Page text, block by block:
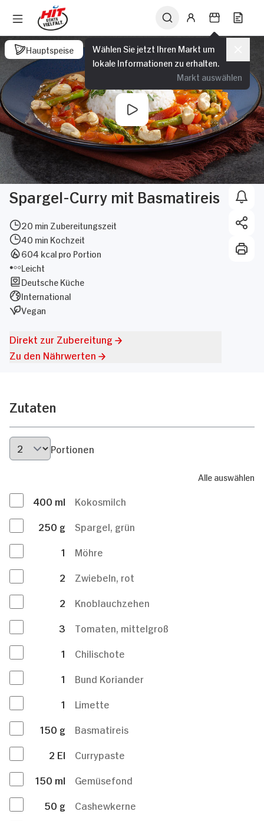
Wählen Sie jetzt Ihren Markt um
lokale Informationen zu erhalten.
Markt auswählen
Hauptspeise
Spargel-Curry mit Basmatireis
20 min Zubereitungszeit
40 min Kochzeit
604 kcal pro Portion
Leicht
Deutsche Küche
International
Vegan
Direkt zur Zubereitung
Zu den Nährwerten
Zutaten
Portionen
Alle auswählen
400 ml
Kokosmilch
250 g
Spargel, grün
1
Möhre
2
Zwiebeln, rot
2
Knoblauchzehen
3
Tomaten, mittelgroß
1
Chilischote
1
Bund Koriander
1
Limette
150 g
Basmatireis
2 El
Currypaste
150 ml
Gemüsefond
50 g
Cashewkerne